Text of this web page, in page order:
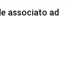
associato ad